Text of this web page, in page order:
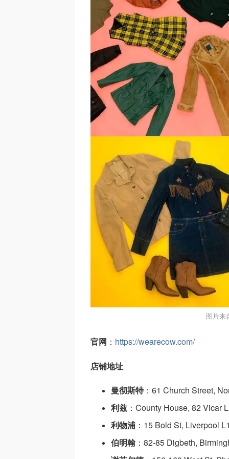
图片来
官网 ： https://wearecow.com/
店铺地址
曼彻斯特：61 Church Street,
利兹 ：County House, 82 Vicar
利物浦 ：15 Bold St, Liverpool
伯明翰 ：82-85 Digbeth,